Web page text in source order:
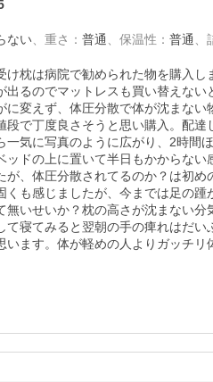
ない 重さ ： 普通 保温性 ： 普通
け枕は病院で勧められた物を購入
出るのでマットレスも買い替えな
に変えず、体圧分散で体が沈まな
段で丁度良さそうと思い購入。配
一気に写真のように広がり、2時間
ッドの上に置いて半日もかからな
が、体圧分散されてるのか？は初
くも感じましたが、今までは足の
無いせいか？枕の高さが沈まない分
て寝てみると翌朝の手の痺れはだ
います。体が軽めの人よりガッチ